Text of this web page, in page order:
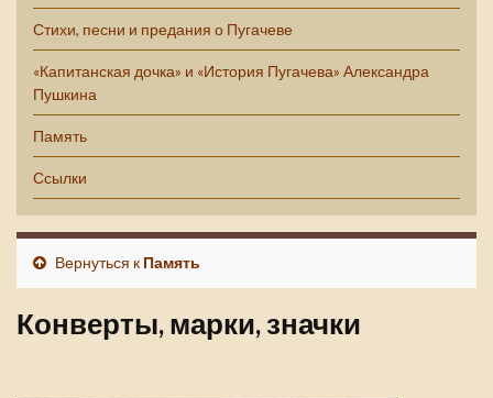
Стихи, песни и предания о Пугачеве
«Капитанская дочка» и «История Пугачева» Александра
Пушкина
Память
Ссылки
Вернуться к Память
Конверты, марки, значки